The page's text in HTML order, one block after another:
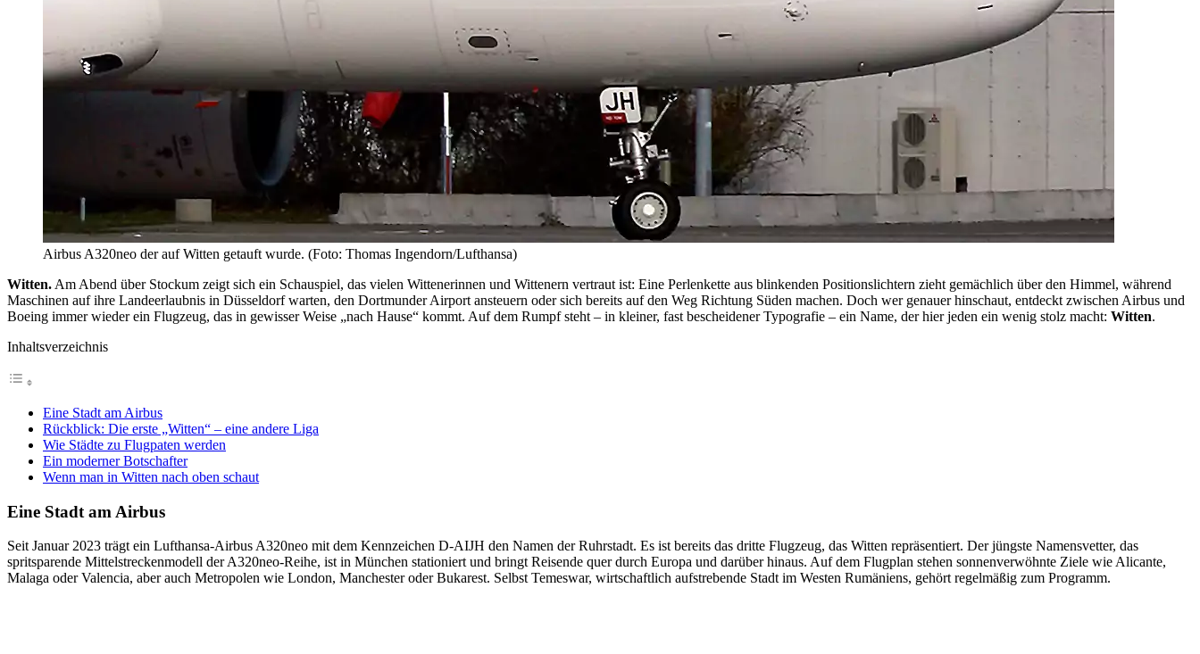
Airbus A320neo der auf Witten getauft wurde. (Foto: Thomas Ingendorn/Lufthansa)
Witten. Am Abend über Stockum zeigt sich ein Schauspiel, das vielen Wittenerinnen und Wittenern vertraut ist: Eine Perlenkette aus blinkenden Positionslichtern zieht gemächlich über den Himmel, während
Maschinen auf ihre Landeerlaubnis in Düsseldorf warten, den Dortmunder Airport ansteuern oder sich bereits auf den Weg Richtung Süden machen. Doch wer genauer hinschaut, entdeckt zwischen Airbus und
Boeing immer wieder ein Flugzeug, das in gewisser Weise „nach Hause“ kommt. Auf dem Rumpf steht – in kleiner, fast bescheidener Typografie – ein Name, der hier jeden ein wenig stolz macht: Witten.
Inhaltsverzeichnis
Eine Stadt am Airbus
Rückblick: Die erste „Witten“ – eine andere Liga
Wie Städte zu Flugpaten werden
Ein moderner Botschafter
Wenn man in Witten nach oben schaut
Eine Stadt am Airbus
Seit Januar 2023 trägt ein Lufthansa-Airbus A320neo mit dem Kennzeichen D-AIJH den Namen der Ruhrstadt. Es ist bereits das dritte Flugzeug, das Witten repräsentiert. Der jüngste Namensvetter, das
spritsparende Mittelstreckenmodell der A320neo-Reihe, ist in München stationiert und bringt Reisende quer durch Europa und darüber hinaus. Auf dem Flugplan stehen sonnenverwöhnte Ziele wie Alicante,
Malaga oder Valencia, aber auch Metropolen wie London, Manchester oder Bukarest. Selbst Temeswar, wirtschaftlich aufstrebende Stadt im Westen Rumäniens, gehört regelmäßig zum Programm.